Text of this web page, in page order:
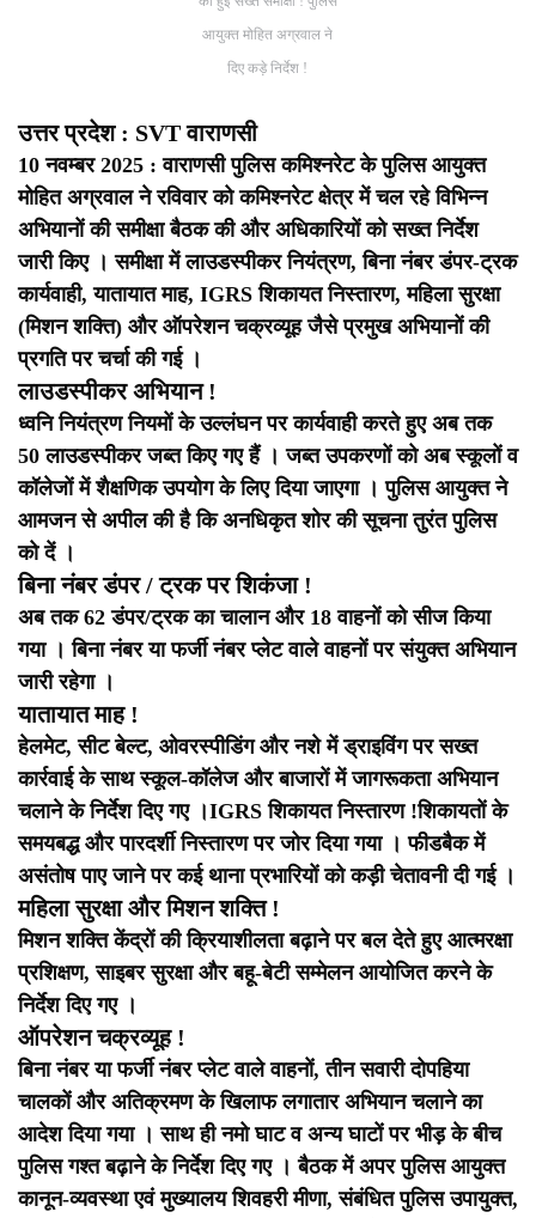
आयुक्त मोहित अग्रवाल ने
दिए कड़े निर्देश !
उत्तर प्रदेश : SVT वाराणसी
10 नवम्बर 2025 : वाराणसी पुलिस कमिश्नरेट के पुलिस आयुक्त
मोहित अग्रवाल ने रविवार को कमिश्नरेट क्षेत्र में चल रहे विभिन्न
अभियानों की समीक्षा बैठक की और अधिकारियों को सख्त निर्देश
जारी किए । समीक्षा में लाउडस्पीकर नियंत्रण, बिना नंबर डंपर-ट्रक
कार्यवाही, यातायात माह, IGRS शिकायत निस्तारण, महिला सुरक्षा
(मिशन शक्ति) और ऑपरेशन चक्रव्यूह जैसे प्रमुख अभियानों की
प्रगति पर चर्चा की गई ।
लाउडस्पीकर अभियान !
ध्वनि नियंत्रण नियमों के उल्लंघन पर कार्यवाही करते हुए अब तक
50 लाउडस्पीकर जब्त किए गए हैं । जब्त उपकरणों को अब स्कूलों व
कॉलेजों में शैक्षणिक उपयोग के लिए दिया जाएगा । पुलिस आयुक्त ने
आमजन से अपील की है कि अनधिकृत शोर की सूचना तुरंत पुलिस
को दें ।
बिना नंबर डंपर / ट्रक पर शिकंजा !
अब तक 62 डंपर/ट्रक का चालान और 18 वाहनों को सीज किया
गया । बिना नंबर या फर्जी नंबर प्लेट वाले वाहनों पर संयुक्त अभियान
जारी रहेगा ।
यातायात माह !
हेलमेट, सीट बेल्ट, ओवरस्पीडिंग और नशे में ड्राइविंग पर सख्त
कार्रवाई के साथ स्कूल-कॉलेज और बाजारों में जागरूकता अभियान
चलाने के निर्देश दिए गए ।IGRS शिकायत निस्तारण !शिकायतों के
समयबद्ध और पारदर्शी निस्तारण पर जोर दिया गया । फीडबैक में
असंतोष पाए जाने पर कई थाना प्रभारियों को कड़ी चेतावनी दी गई ।
महिला सुरक्षा और मिशन शक्ति !
मिशन शक्ति केंद्रों की क्रियाशीलता बढ़ाने पर बल देते हुए आत्मरक्षा
प्रशिक्षण, साइबर सुरक्षा और बहू-बेटी सम्मेलन आयोजित करने के
निर्देश दिए गए ।
ऑपरेशन चक्रव्यूह !
बिना नंबर या फर्जी नंबर प्लेट वाले वाहनों, तीन सवारी दोपहिया
चालकों और अतिक्रमण के खिलाफ लगातार अभियान चलाने का
आदेश दिया गया । साथ ही नमो घाट व अन्य घाटों पर भीड़ के बीच
पुलिस गश्त बढ़ाने के निर्देश दिए गए । बैठक में अपर पुलिस आयुक्त
कानून-व्यवस्था एवं मुख्यालय शिवहरी मीणा, संबंधित पुलिस उपायुक्त,